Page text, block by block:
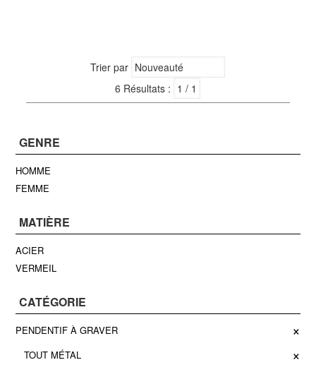
Trier par
6 Résultats :
GENRE
HOMME
FEMME
MATIÈRE
ACIER
VERMEIL
CATÉGORIE
PENDENTIF À GRAVER ×
TOUT MÉTAL ×